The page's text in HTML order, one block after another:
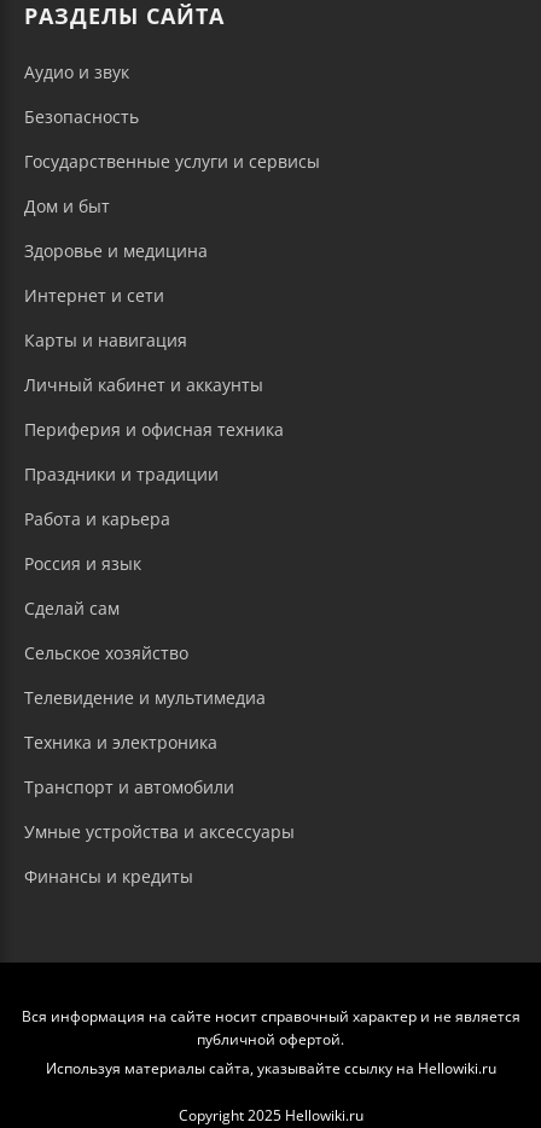
РАЗДЕЛЫ САЙТА
Аудио и звук
Безопасность
Государственные услуги и сервисы
Дом и быт
Здоровье и медицина
Интернет и сети
Карты и навигация
Личный кабинет и аккаунты
Периферия и офисная техника
Праздники и традиции
Работа и карьера
Россия и язык
Сделай сам
Сельское хозяйство
Телевидение и мультимедиа
Техника и электроника
Транспорт и автомобили
Умные устройства и аксессуары
Финансы и кредиты
Вся информация на сайте носит справочный характер и не является
публичной офертой.
Используя материалы сайта, указывайте ссылку на Hellowiki.ru
Copyright 2025 Hellowiki.ru